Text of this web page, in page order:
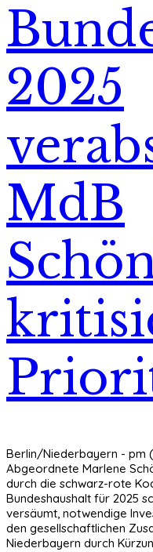
2025
MdB
Berlin/Niederbayern - pm
Abgeordnete Marlene
durch die schwarz-rote
Bundeshaushalt für 2025
versäumt, notwendige
den gesellschaftlichen
Niederbayern durch